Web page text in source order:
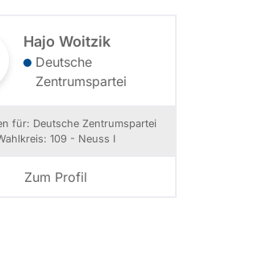
Hajo Woitzik
Deutsche
Zentrumspartei
für: Deutsche Zentrumspartei
109 - Neuss I
Zum Profil